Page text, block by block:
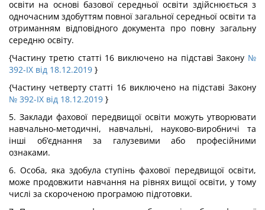
освіти на основі базової середньої освіти здійснюється з
одночасним здобуттям повної загальної середньої освіти та
отриманням відповідного документа про повну загальну
середню освіту.
{Частину третю статті 16 виключено на підставі Закону №
392-IX від 18.12.2019 }
{Частину четверту статті 16 виключено на підставі Закону
№ 392-IX від 18.12.2019 }
5. Заклади фахової передвищої освіти можуть утворювати
навчально-методичні, навчальні, науково-виробничі та
інші об’єднання за галузевими або професійними
ознаками.
6. Особа, яка здобула ступінь фахової передвищої освіти,
може продовжити навчання на рівнях вищої освіти, у тому
числі за скороченою програмою підготовки.